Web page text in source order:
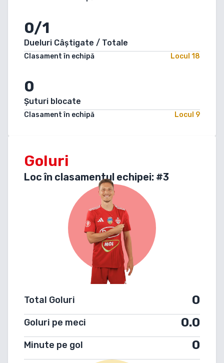
0/1
Dueluri Câștigate / Totale
Clasament în echipă Locul 18
0
Șuturi blocate
Clasament în echipă Locul 9
Goluri
Loc în clasamentul echipei: #3
Total Goluri 0
Goluri pe meci 0.0
Minute pe gol 0